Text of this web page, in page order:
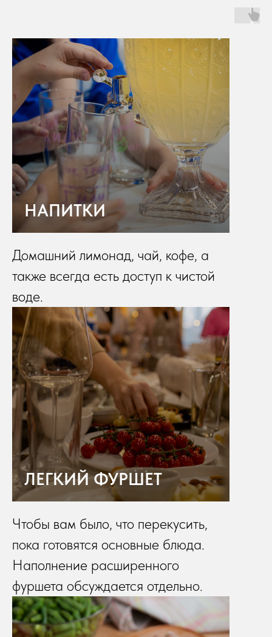
НАПИТКИ
Домашний лимонад, чай, кофе, а
также всегда есть доступ к чистой
воде.
ЛЕГКИЙ ФУРШЕТ
Чтобы вам было, что перекусить,
пока готовятся основные блюда.
Наполнение расширенного
фуршета обсуждается отдельно.